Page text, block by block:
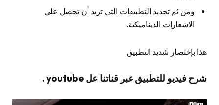
ومن ثم تحديد التطبيقات التي تريد أن تحصل على
الاشعارات الديناميكية.
هذا بإختصار شديد التطبيق
شرح فيديو للتطبيق عبر قناتنا عل youtube .